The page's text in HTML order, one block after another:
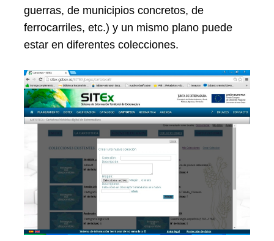
guerras, de municipios concretos, de
ferrocarriles, etc.) y un mismo plano puede
estar en diferentes colecciones.